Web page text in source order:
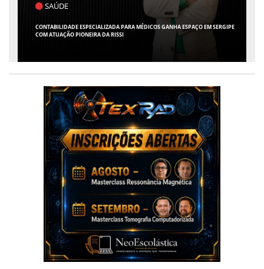
SAÚDE
CONTABILIDADE ESPECIALIZADA PARA MÉDICOS GANHA ESPAÇO EM SERGIPE
COM ATUAÇÃO PIONEIRA DA RISSI